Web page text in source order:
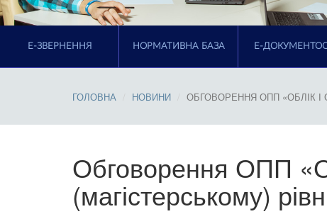
E-ЗВЕРНЕННЯ НОРМАТИВНА БАЗА Е-
ГОЛОВНА НОВИНИ ОБГОВОРЕННЯ ОПП «ОБЛІК І
Обговорення ОПП
(магістерському)